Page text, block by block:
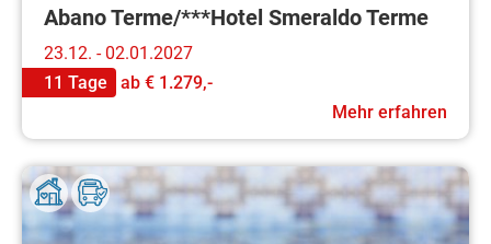
Abano Terme/***Hotel Smeraldo Terme
23.12. - 02.01.2027
11 Tage
ab € 1.279,-
Mehr erfahren